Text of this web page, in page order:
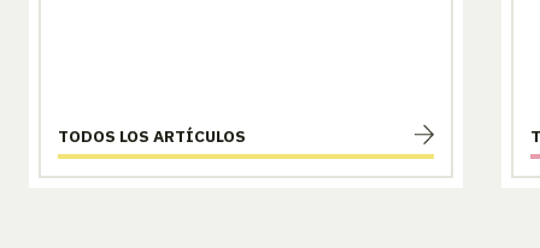
TODOS LOS ARTÍCULOS